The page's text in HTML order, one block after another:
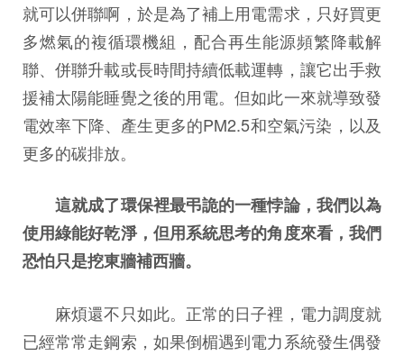
就可以併聯啊，於是為了補上用電需求，只好買更
多燃氣的複循環機組，配合再生能源頻繁降載解
聯、併聯升載或長時間持續低載運轉，讓它出手救
援補太陽能睡覺之後的用電。但如此一來就導致發
電效率下降、產生更多的PM2.5和空氣污染，以及
更多的碳排放。
這就成了環保裡最弔詭的一種悖論，我們以為
使用綠能好乾淨，但用系統思考的角度來看，我們
恐怕只是挖東牆補西牆。
麻煩還不只如此。正常的日子裡，電力調度就
已經常常走鋼索，如果倒楣遇到電力系統發生偶發